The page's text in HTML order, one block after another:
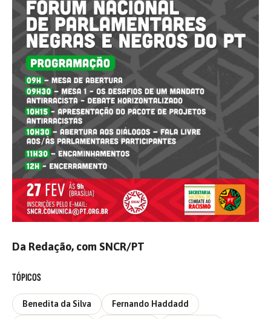
Da Redação, com SNCR/PT
TÓPICOS
Benedita da Silva Fernando Haddadd